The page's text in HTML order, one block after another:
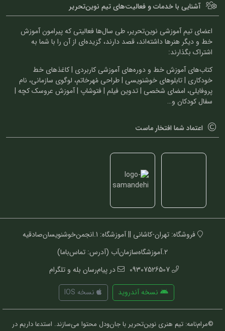
آشنایی با خدمات و فعالیت‌های تیم نوین‌تحریر
اعضای تیم آموزشی نوین‌تحریر، طی سال‌ها فعالیتی که پیرامون آموزش
خط و دیگر هنرها داشته‌اند، قصد دارند، گزیده‌ای از آن را با شما به
اشتراک بگذارند:
کتاب‌های آموزش خط و دوره‌های آموزشی کاربردی | کاغذهای خط
خودکاری | تابلوهای خوشنویسی | طراحی مُهرخاتم، لوگوی سازمانی، نام
پروفایلی، امضای شخصی | تدوین فیلم | فتوشاپ | آموزش عروسک کچه |
سفال کودکان و…
اعتماد شما افتخار ماست
فروشگاه: تهران-کاشانی || آموزشگاه: 1.انجمن‌خوشنویسان‌صادقیه
2.آموزشگاه‌سازمان‌آب (آدرس: تماس‌باما)
09307526507
در پیام‌رسان بله و تلگرام
نسخه آندروید نسخه IOS
©مرام‌نامه: تیم هنری نوین‌تحریر با جان‌ودل محتوا می‌سازند. استدعا داریم در